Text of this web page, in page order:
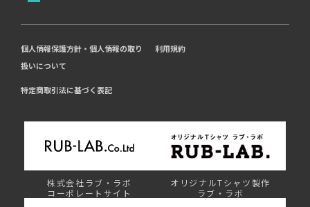
個人情報保護方針・個人情報の取り
扱いについて
利用規約
特定商取引法に基づく表記
株式会社ラブ・ラボ
コーポレートサイト
オリジナルTシャツ製作
ラブ・ラボ